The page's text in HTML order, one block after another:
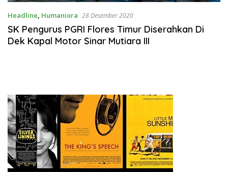
Headline, Humaniora 28 Desember 2020
SK Pengurus PGRI Flores Timur Diserahkan Di
Dek Kapal Motor Sinar Mutiara III